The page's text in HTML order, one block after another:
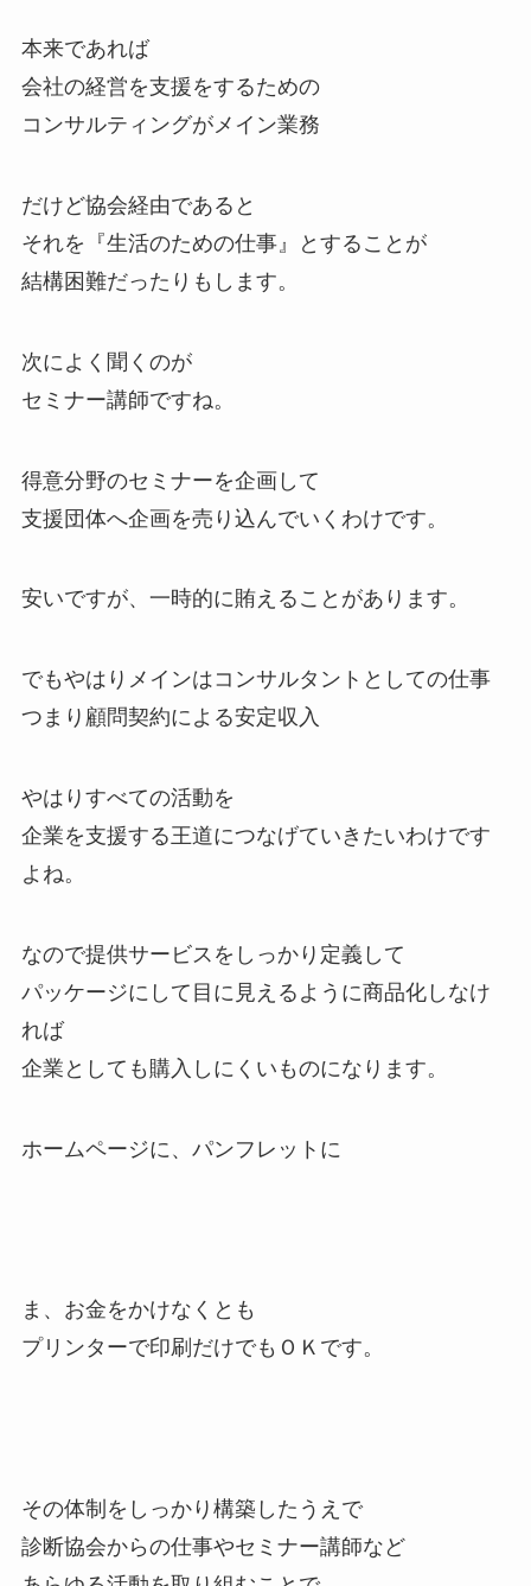
本来であれば
会社の経営を支援をするための
コンサルティングがメイン業務
だけど協会経由であると
それを『生活のための仕事』とすることが
結構困難だったりもします。
次によく聞くのが
セミナー講師ですね。
得意分野のセミナーを企画して
支援団体へ企画を売り込んでいくわけです。
安いですが、一時的に賄えることがあります。
でもやはりメインはコンサルタントとしての仕事
つまり顧問契約による安定収入
やはりすべての活動を
企業を支援する王道につなげていきたいわけです
よね。
なので提供サービスをしっかり定義して
パッケージにして目に見えるように商品化しなけ
れば
企業としても購入しにくいものになります。
ホームページに、パンフレットに
ま、お金をかけなくとも
プリンターで印刷だけでもＯＫです。
その体制をしっかり構築したうえで
診断協会からの仕事やセミナー講師など